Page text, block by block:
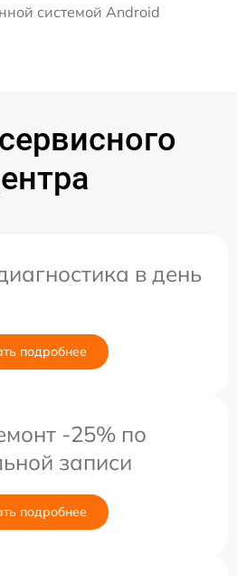
системой Android
в день
подробнее
-25% по
записи
подробнее